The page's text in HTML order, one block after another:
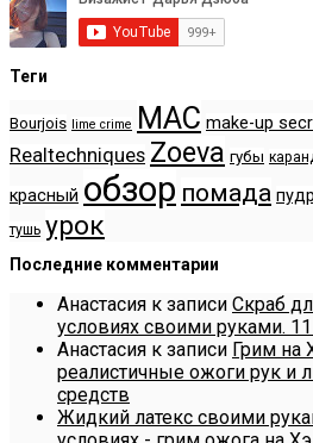
Теги
Bourjois lime crime MAC make-up
Realtechniques Zoeva губы
красный обзор помада
тушь урок
Последние комментарии
Анастасия к записи Скраб
условиях своими руками.
Анастасия к записи Грим на
реалистичные ожоги рук и
средств
Жидкий латекс своими